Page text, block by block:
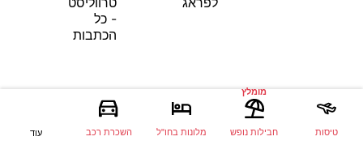
טיסות
מומלץ
חבילות נופש מלונות בחו"ל השכרת רכב עוד
- כל
הכתבות